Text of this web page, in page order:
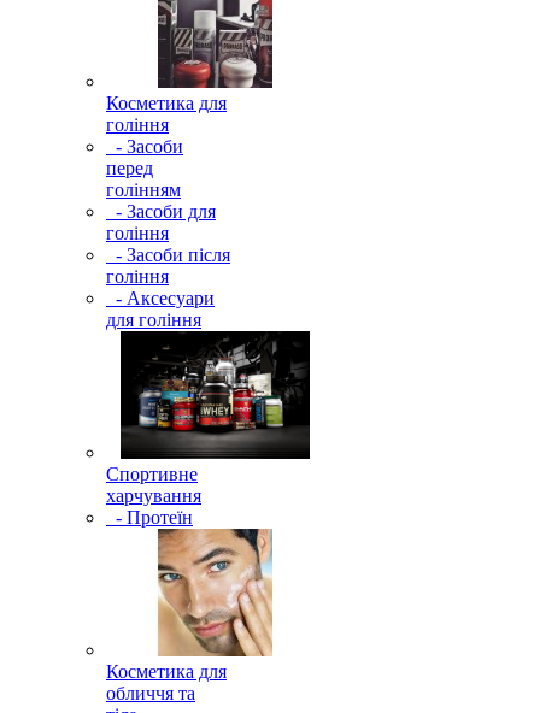
Косметика для
гоління
- Засоби
перед
голінням
- Засоби для
гоління
- Засоби після
гоління
- Аксесуари
для гоління
Спортивне
харчування
- Протеїн
Косметика для
обличчя та